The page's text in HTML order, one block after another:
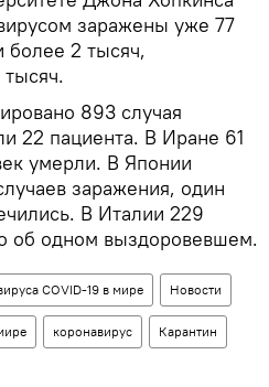
заражены уже 77
более 2 тысяч,
893 случая
22 пациента. В Иране 61
умерли. В Японии
заражения, один
В Италии 229
об одном выздоровевшем.
COVID-19 в мире Новости
коронавирус Карантин